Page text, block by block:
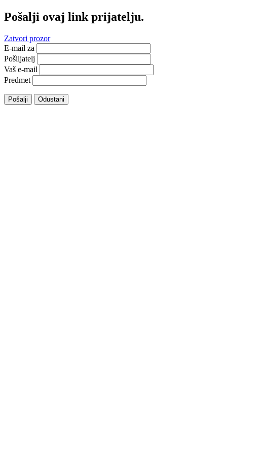
Pošalji ovaj link prijatelju.
Zatvori prozor
E-mail za
Pošiljatelj
Vaš e-mail
Predmet
Pošalji Odustani